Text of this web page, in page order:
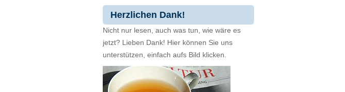
Herzlichen Dank!
Nicht nur lesen, auch was tun, wie wäre es
jetzt? Lieben Dank! Hier können Sie uns
unterstützen, einfach aufs Bild klicken.